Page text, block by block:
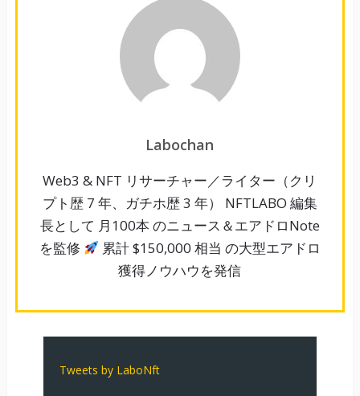
Labochan
Web3 & NFT リサーチャー／ライター（クリ
プト歴 7 年、ガチホ歴 3 年） NFTLABO 編集
長として 月100本 のニュース＆エアドロNote
を監修
累計 $150,000 相当 の大型エアドロ
獲得ノウハウを発信
Tweets by LaboNft